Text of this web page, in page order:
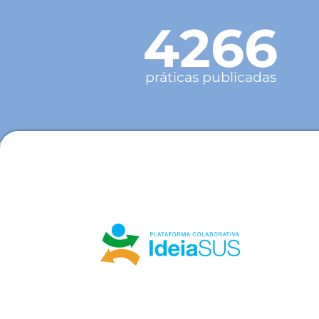
4266
práticas publicadas